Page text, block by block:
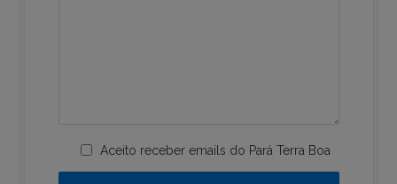
Aceito receber emails do Pará Terra Boa